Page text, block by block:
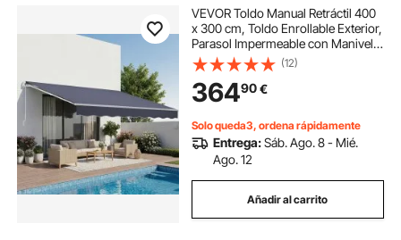
VEVOR Toldo Manual Retráctil 400
x 300 cm, Toldo Enrollable Exterior,
Parasol Impermeable con Manivela
Articulada, Protección Solar, Ángulo
Ajustable, para Patio Balcón Terraza
Ventana, Gris Oscuro
(12)
36490€
Solo queda3, ordena rápidamente
Entrega:Sáb. Ago. 8 - Mié.
Ago. 12
Añadir al carrito